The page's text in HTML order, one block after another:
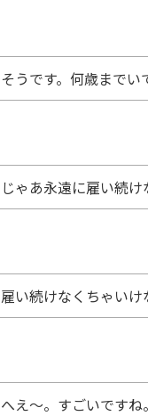
そうです。何歳までい
じゃあ永遠に雇い続
雇い続けなくちゃいけ
へえ〜。すごいですね。